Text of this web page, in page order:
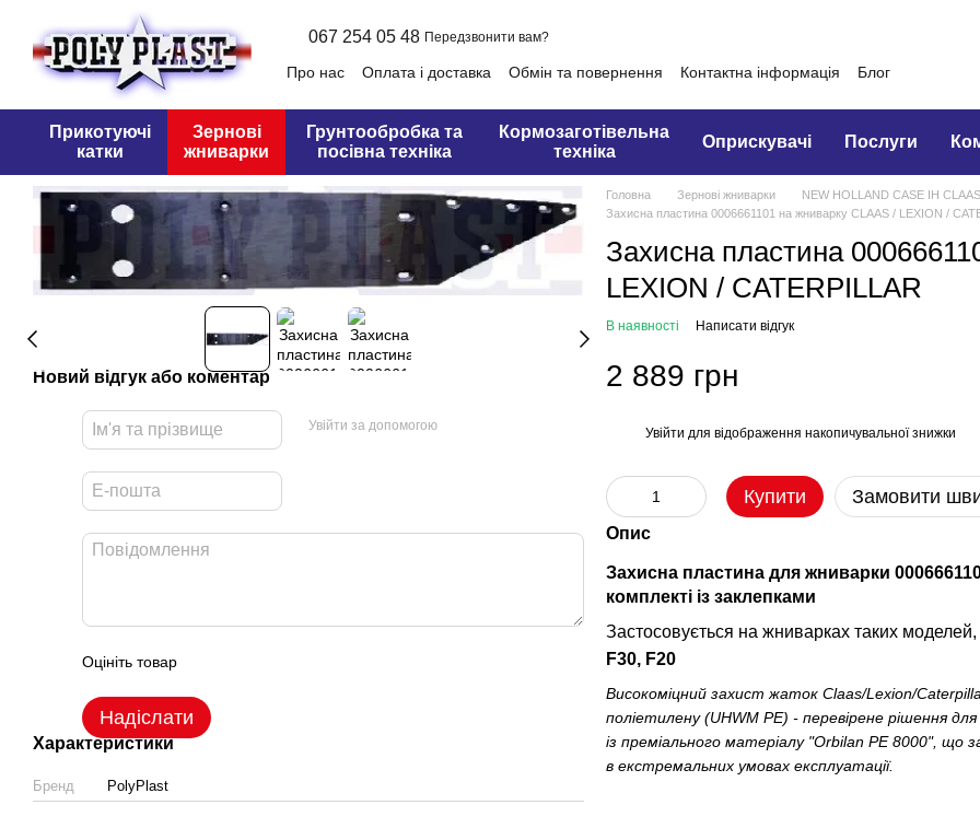
Перейти до основного контенту
067 254 05 48 Передзвонити вам?
Про нас Оплата і доставка Обмін та повернення Контактна інформація
Блог
Прикотуючі
катки
Зернові
жниварки
Грунтообробка та
посівна техніка
Кормозаготівельна
техніка
Оприскувачі Послуги
Новий відгук або коментар
Увійти за допомогою
Оцініть товар
Надіслати
Характеристики
Бренд PolyPlast
Головна Зернові жниварки NEW HOLLAND CASE IH
Захисна пластина 0006661101 на жниварку CLAAS / LEXION /
Захисна пластина
LEXION / CATERPILLAR
В наявності Написати відгук
2 889 грн
Увійти для відображення накопичувальної знижки
Купити Замовити
Опис
Захисна пластина для жниварки
комплекті із заклепками
Застосовується на жниварках таких моделей,
F30, F20
Високоміцний захист жаток Claas/Lexion/
поліетилену (UHWM PE) - перевірене рішення
із преміального матеріалу "Orbilan PE 8000", що
в екстремальних умовах експлуатації.